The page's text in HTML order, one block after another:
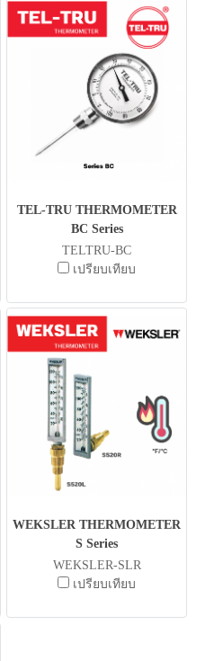
TEL-TRU THERMOMETER
BC Series
TELTRU-BC
เปรียบเทียบ
WEKSLER THERMOMETER
S Series
WEKSLER-SLR
เปรียบเทียบ